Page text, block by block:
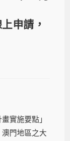
申請，
實施要點」
門地區之大